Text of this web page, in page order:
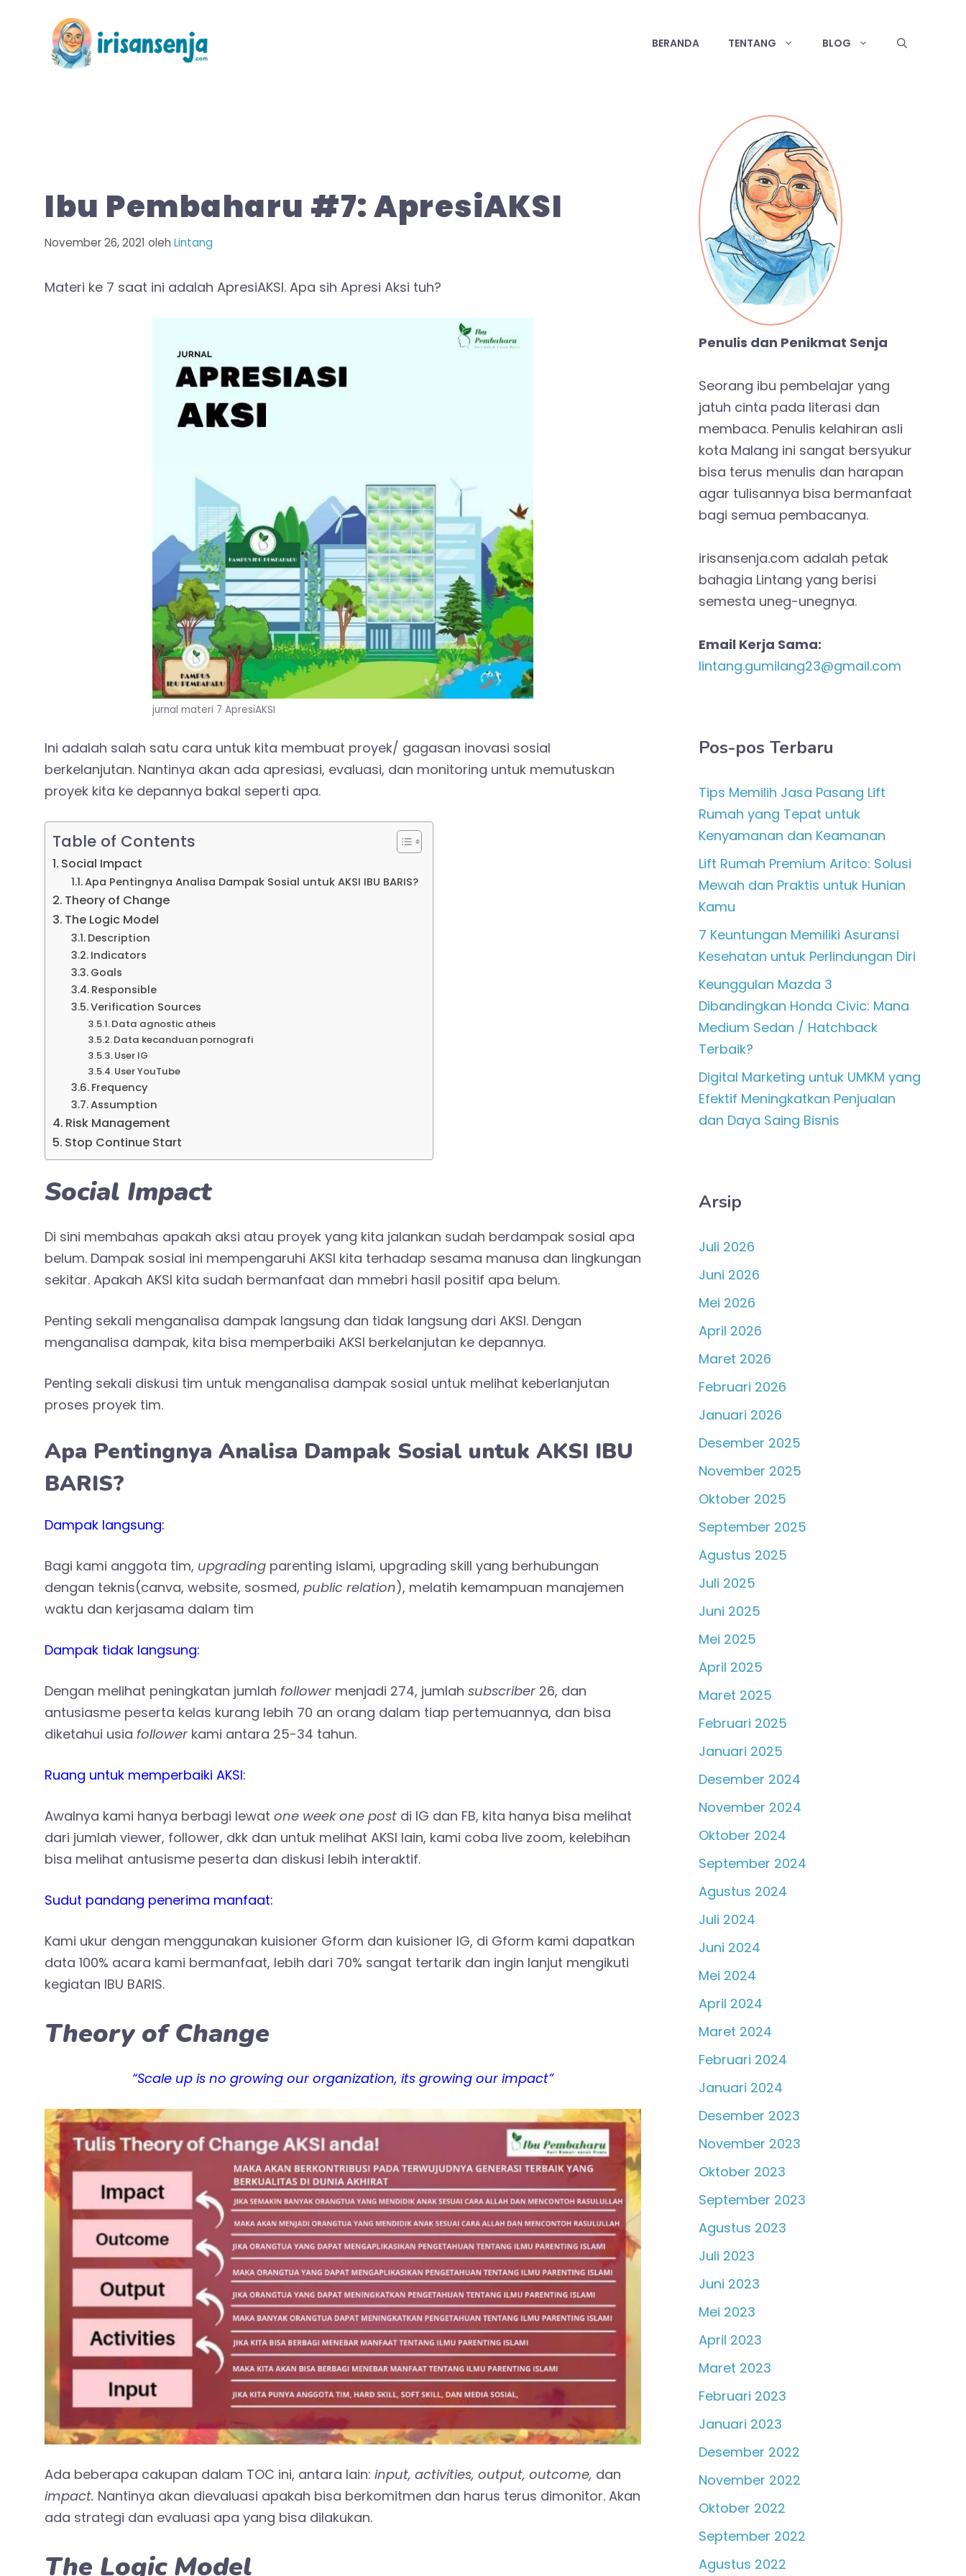
BERANDA TENTANG BLOG
Ibu Pembaharu #7: ApresiAKSI
November 26, 2021 oleh Lintang
Materi ke 7 saat ini adalah ApresiAKSI. Apa sih Apresi Aksi tuh?
jurnal materi 7 ApresiAKSI
Ini adalah salah satu cara untuk kita membuat proyek/ gagasan inovasi sosial
berkelanjutan. Nantinya akan ada apresiasi, evaluasi, dan monitoring untuk memutuskan
proyek kita ke depannya bakal seperti apa.
Table of Contents
Social Impact
Apa Pentingnya Analisa Dampak Sosial untuk AKSI IBU BARIS?
Theory of Change
The Logic Model
Description
Indicators
Goals
Responsible
Verification Sources
Data agnostic atheis
Data kecanduan pornografi
User IG
User YouTube
Frequency
Assumption
Risk Management
Stop Continue Start
Social Impact
Di sini membahas apakah aksi atau proyek yang kita jalankan sudah berdampak sosial apa
belum. Dampak sosial ini mempengaruhi AKSI kita terhadap sesama manusa dan lingkungan
sekitar. Apakah AKSI kita sudah bermanfaat dan mmebri hasil positif apa belum.
Penting sekali menganalisa dampak langsung dan tidak langsung dari AKSI. Dengan
menganalisa dampak, kita bisa memperbaiki AKSI berkelanjutan ke depannya.
Penting sekali diskusi tim untuk menganalisa dampak sosial untuk melihat keberlanjutan
proses proyek tim.
Apa Pentingnya Analisa Dampak Sosial untuk AKSI IBU
BARIS?
Dampak langsung:
Bagi kami anggota tim, upgrading parenting islami, upgrading skill yang berhubungan
dengan teknis(canva, website, sosmed, public relation), melatih kemampuan manajemen
waktu dan kerjasama dalam tim
Dampak tidak langsung:
Dengan melihat peningkatan jumlah follower menjadi 274, jumlah subscriber 26, dan
antusiasme peserta kelas kurang lebih 70 an orang dalam tiap pertemuannya, dan bisa
diketahui usia follower kami antara 25-34 tahun.
Ruang untuk memperbaiki AKSI:
Awalnya kami hanya berbagi lewat one week one post di IG dan FB, kita hanya bisa melihat
dari jumlah viewer, follower, dkk dan untuk melihat AKSI lain, kami coba live zoom, kelebihan
bisa melihat antusisme peserta dan diskusi lebih interaktif.
Sudut pandang penerima manfaat:
Kami ukur dengan menggunakan kuisioner Gform dan kuisioner IG, di Gform kami dapatkan
data 100% acara kami bermanfaat, lebih dari 70% sangat tertarik dan ingin lanjut mengikuti
kegiatan IBU BARIS.
Theory of Change
“Scale up is no growing our organization, its growing our impact”
Ada beberapa cakupan dalam TOC ini, antara lain: input, activities, output, outcome, dan
impact. Nantinya akan dievaluasi apakah bisa berkomitmen dan harus terus dimonitor. Akan
ada strategi dan evaluasi apa yang bisa dilakukan.
The Logic Model
Penulis dan Penikmat Senja
Seorang ibu pembelajar yang
jatuh cinta pada literasi dan
membaca. Penulis kelahiran asli
kota Malang ini sangat bersyukur
bisa terus menulis dan harapan
agar tulisannya bisa bermanfaat
bagi semua pembacanya.
irisansenja.com adalah petak
bahagia Lintang yang berisi
semesta uneg-unegnya.
Email Kerja Sama:
lintang.gumilang23@gmail.com
Pos-pos Terbaru
Tips Memilih Jasa Pasang Lift
Rumah yang Tepat untuk
Kenyamanan dan Keamanan
Lift Rumah Premium Aritco: Solusi
Mewah dan Praktis untuk Hunian
Kamu
7 Keuntungan Memiliki Asuransi
Kesehatan untuk Perlindungan Diri
Keunggulan Mazda 3
Dibandingkan Honda Civic: Mana
Medium Sedan / Hatchback
Terbaik?
Digital Marketing untuk UMKM yang
Efektif Meningkatkan Penjualan
dan Daya Saing Bisnis
Arsip
Juli 2026
Juni 2026
Mei 2026
April 2026
Maret 2026
Februari 2026
Januari 2026
Desember 2025
November 2025
Oktober 2025
September 2025
Agustus 2025
Juli 2025
Juni 2025
Mei 2025
April 2025
Maret 2025
Februari 2025
Januari 2025
Desember 2024
November 2024
Oktober 2024
September 2024
Agustus 2024
Juli 2024
Juni 2024
Mei 2024
April 2024
Maret 2024
Februari 2024
Januari 2024
Desember 2023
November 2023
Oktober 2023
September 2023
Agustus 2023
Juli 2023
Juni 2023
Mei 2023
April 2023
Maret 2023
Februari 2023
Januari 2023
Desember 2022
November 2022
Oktober 2022
September 2022
Agustus 2022